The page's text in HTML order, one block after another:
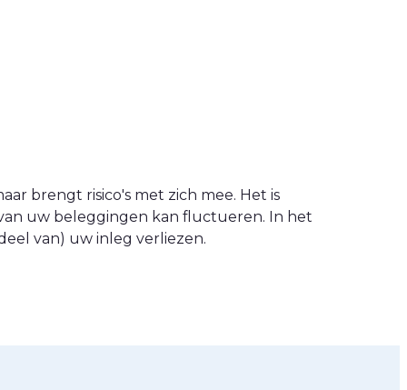
brengt risico's met zich mee. Het is
uw beleggingen kan fluctueren. In het
van) uw inleg verliezen.